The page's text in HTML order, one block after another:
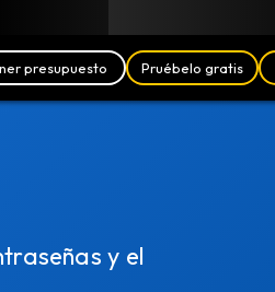
presupuesto Pruébelo gratis
y el